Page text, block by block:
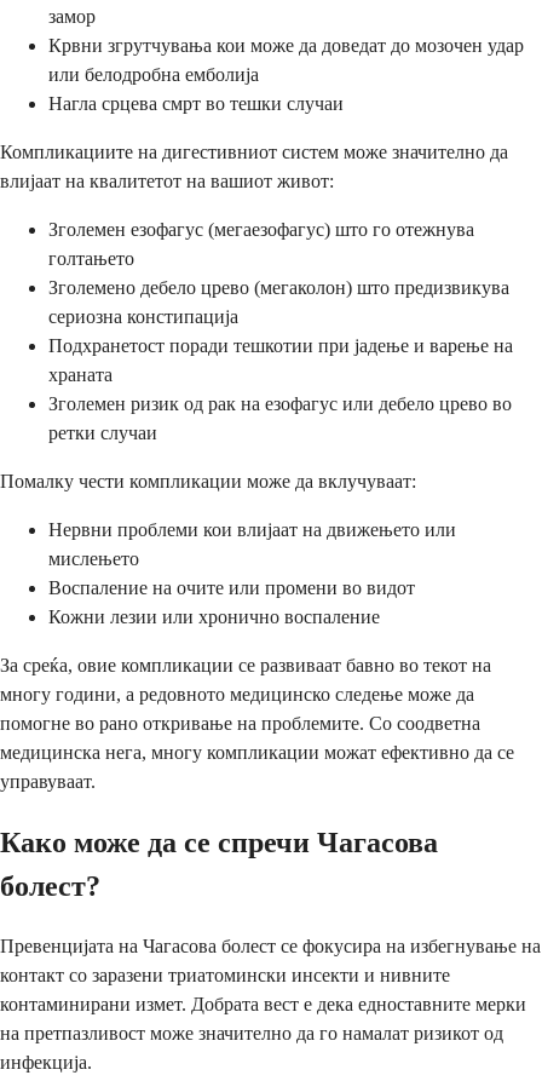
замор
Крвни згрутчувања кои може да доведат до мозочен удар
или белодробна емболија
Нагла срцева смрт во тешки случаи
Компликациите на дигестивниот систем може значително да
влијаат на квалитетот на вашиот живот:
Зголемен езофагус (мегаезофагус) што го отежнува
голтањето
Зголемено дебело црево (мегаколон) што предизвикува
сериозна констипација
Подхранетост поради тешкотии при јадење и варење на
храната
Зголемен ризик од рак на езофагус или дебело црево во
ретки случаи
Помалку чести компликации може да вклучуваат:
Нервни проблеми кои влијаат на движењето или
мислењето
Воспаление на очите или промени во видот
Кожни лезии или хронично воспаление
За среќа, овие компликации се развиваат бавно во текот на
многу години, а редовното медицинско следење може да
помогне во рано откривање на проблемите. Со соодветна
медицинска нега, многу компликации можат ефективно да се
управуваат.
Како може да се спречи Чагасова
болест?
Превенцијата на Чагасова болест се фокусира на избегнување на
контакт со заразени триатомински инсекти и нивните
контаминирани измет. Добрата вест е дека едноставните мерки
на претпазливост може значително да го намалат ризикот од
инфекција.